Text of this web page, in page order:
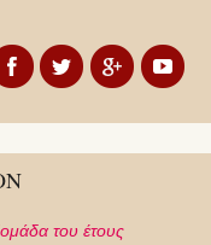
του έτους